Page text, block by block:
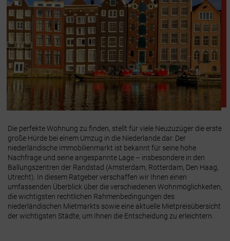
Die perfekte Wohnung zu finden, stellt für viele Neuzuzüger die erste
große Hürde bei einem Umzug in die Niederlande dar. Der
niederländische Immobilienmarkt ist bekannt für seine hohe
Nachfrage und seine angespannte Lage – insbesondere in den
Ballungszentren der Randstad (Amsterdam, Rotterdam, Den Haag,
Utrecht). In diesem Ratgeber verschaffen wir Ihnen einen
umfassenden Überblick über die verschiedenen Wohnmöglichkeiten,
die wichtigsten rechtlichen Rahmenbedingungen des
niederländischen Mietmarkts sowie eine aktuelle Mietpreisübersicht
der wichtigsten Städte, um Ihnen die Entscheidung zu erleichtern.